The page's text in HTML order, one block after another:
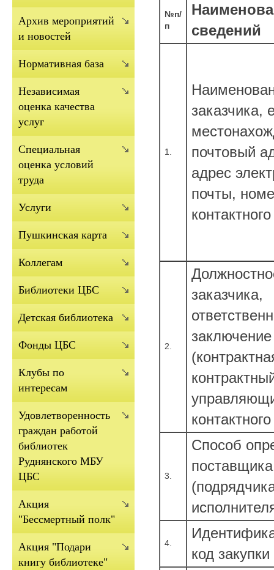
№п/
п
сведений
1.
заказчика,
почтовый
адрес
почты,
2.
заказчика,
заключение
3.
Способ
поставщика
4.
код закупки
Архив мероприятий
и новостей
Нормативная база
Независимая
оценка качества
услуг
Cпециальная
оценка условий
труда
Услуги
Пушкинская карта
Коллегам
Библиотеки ЦБС
Детская библиотека
Фонды ЦБС
Клубы по
интересам
Удовлетворенность
граждан работой
библиотек
Руднянского МБУ
ЦБС
Акция
"Бессмертный полк"
Акция "Подари
книгу библиотеке"